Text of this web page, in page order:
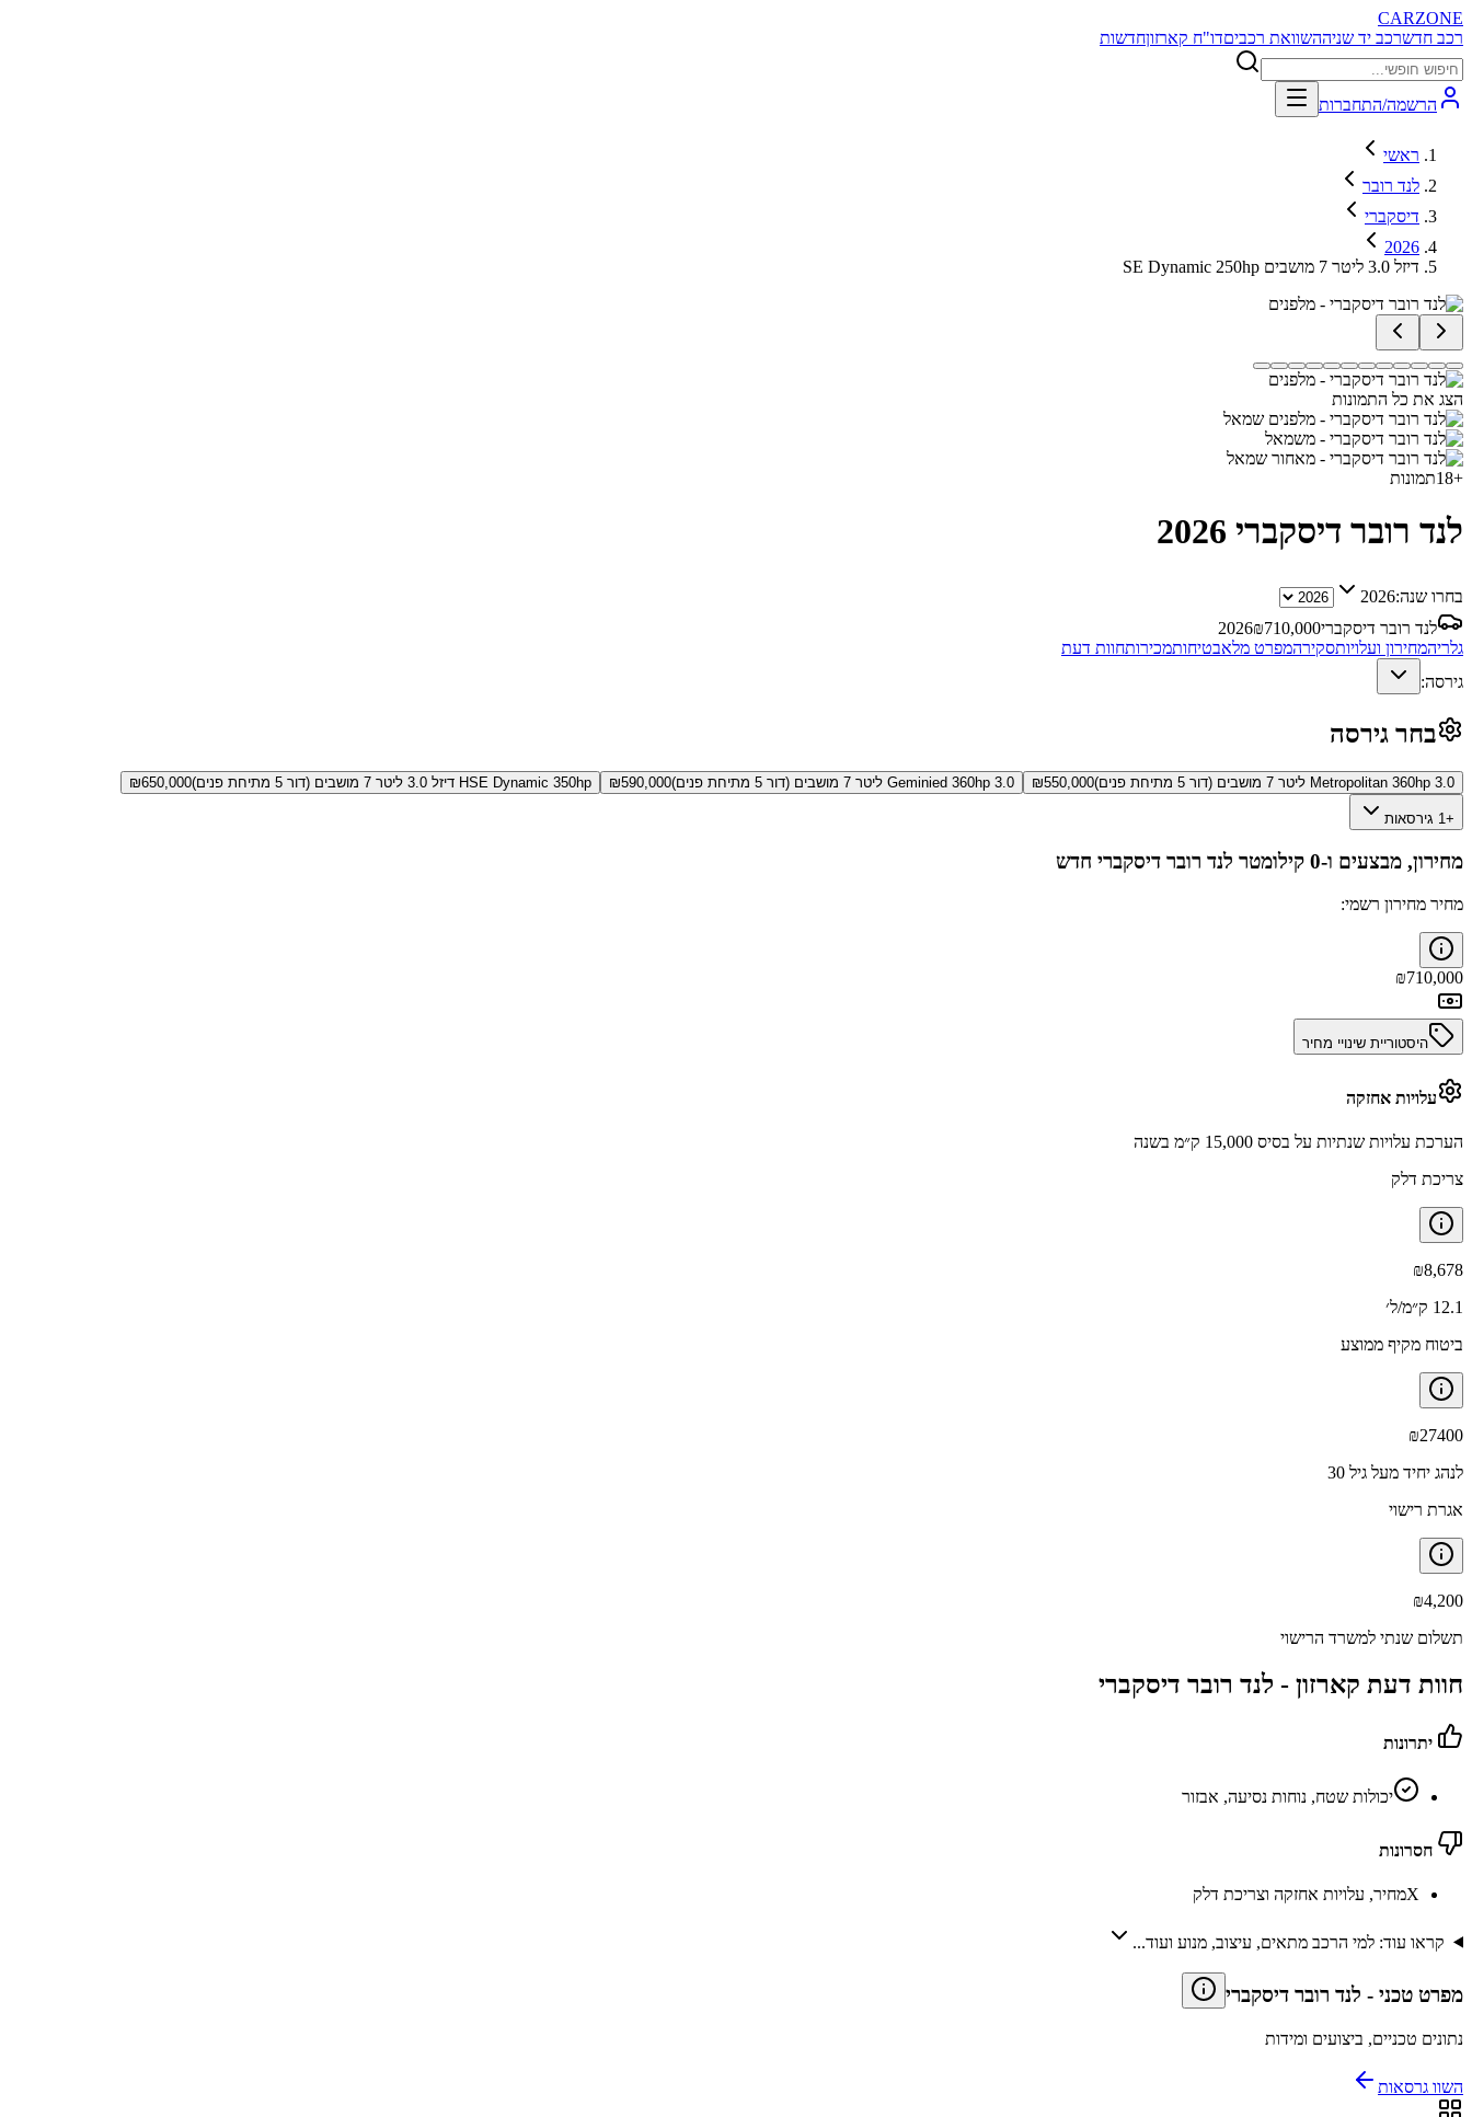
CARZONE
רכב חדשרכב יד שניההשוואת רכביםדו"ח קארזוןחדשות
הרשמה/התחברות
ראשי
לנד רובר
דיסקברי
2026
SE Dynamic 250hp דיזל 3.0 ליטר 7 מושבים
הצג את כל התמונות
+
18תמונות
לנד רובר דיסקברי 2026
בחרו שנה:2026
לנד רובר דיסקברי
2026₪710,000
גלריהמחירון ועלויותסקירהמפרט מלאבטיחותמכירותחוות דעת
גירסה:
בחר גירסה
Metropolitan 360hp 3.0 ליטר 7 מושבים (דור 5 מתיחת פנים) ₪550,000 Geminied 360hp 3.0 ליטר 7 מושבים (דור 5 מתיחת פנים) ₪590,000 HSE Dynamic 350hp דיזל 3.0 ליטר 7 מושבים (דור 5 מתיחת פנים) ₪650,000
+1 גירסאות
מחירון, מבצעים ו-0 קילומטר לנד רובר דיסקברי חדש
מחיר מחירון רשמי:
₪710,000
היסטוריית שינויי מחיר
עלויות אחזקה
הערכת עלויות שנתיות על בסיס 15,000 ק״מ בשנה
צריכת דלק
₪8,678
12.1 ק״מ/ל׳
ביטוח מקיף ממוצע
₪27400
לנהג יחיד מעל גיל 30
אגרת רישוי
₪4,200
תשלום שנתי למשרד הרישוי
חוות דעת קארזון - לנד רובר דיסקברי
יתרונות
יכולות שטח, נוחות נסיעה, אבזור
חסרונות
Xמחיר, עלויות אחזקה וצריכת דלק
קראו עוד: למי הרכב מתאים, עיצוב, מנוע ועוד...
מפרט טכני - לנד רובר דיסקברי
נתונים טכניים, ביצועים ומידות
השוו גרסאות